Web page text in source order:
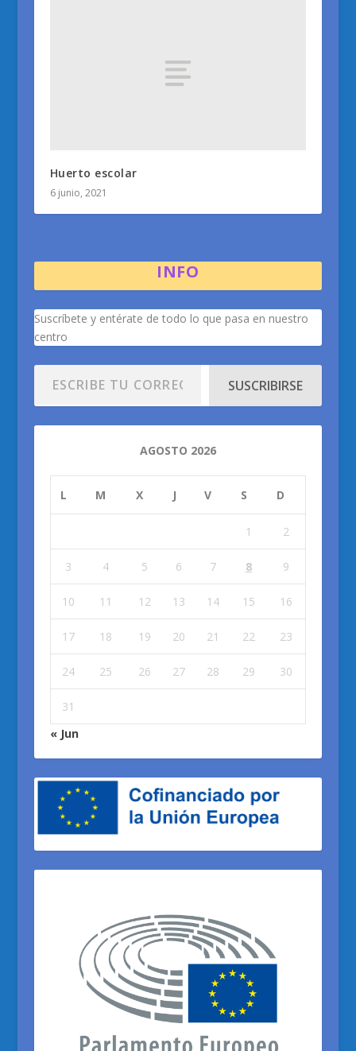
Huerto escolar
6 junio, 2021
INFO
Suscríbete y entérate de todo lo que pasa en nuestro
centro
SUSCRIBIRSE
AGOSTO 2026
L M X J V S D
1 2
3 4 5 6 7 8 9
10 11 12 13 14 15 16
17 18 19 20 21 22 23
24 25 26 27 28 29 30
31
« Jun